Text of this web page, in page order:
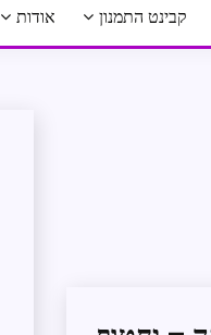
קבינט התמנון אודות